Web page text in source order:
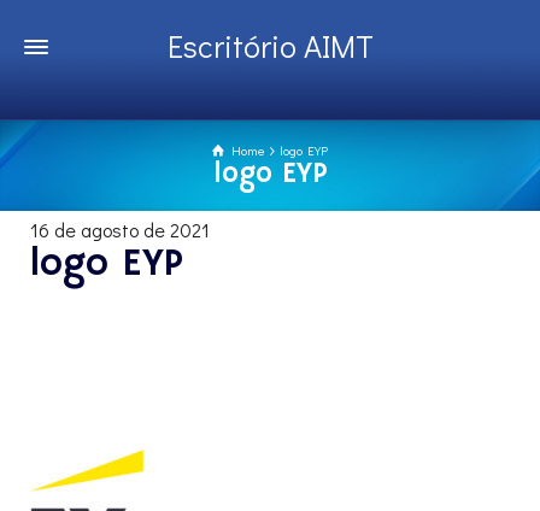
Escritório AIMT
Home logo EYP
logo EYP
16 de agosto de 2021
logo EYP